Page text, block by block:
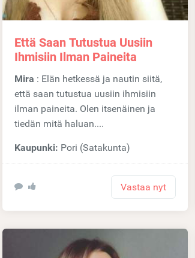
Että Saan Tutustua Uusiin
Ihmisiin Ilman Paineita
Mira : Elän hetkessä ja nautin siitä,
että saan tutustua uusiin ihmisiin
ilman paineita. Olen itsenäinen ja
tiedän mitä haluan....
Kaupunki: Pori (Satakunta)
Vastaa nyt